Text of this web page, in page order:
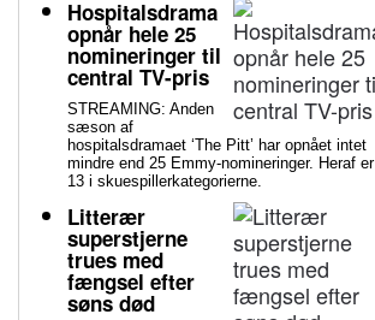
Hospitalsdrama
opnår hele 25
nomineringer til
central TV-pris
STREAMING: Anden
sæson af
hospitalsdramaet ‘The Pitt’ har opnået intet
mindre end 25 Emmy-nomineringer. Heraf er
13 i skuespillerkategorierne.
Litterær
superstjerne
trues med
fængsel efter
søns død